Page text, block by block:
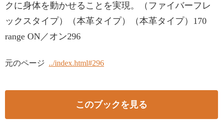
クに身体を動かせることを実現。（ファイバーフレ
ックスタイプ）（本革タイプ）（本革タイプ）170
range ON／オン296
元のページ ../index.html#296
このブックを見る